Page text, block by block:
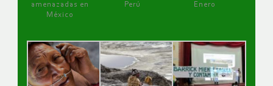
amenazadas en
México
Perú
Enero